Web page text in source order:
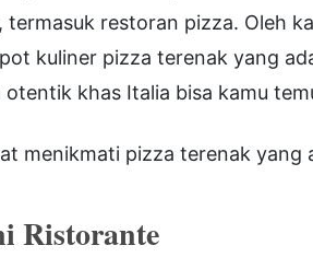
termasuk restoran pizza. Oleh
kuliner pizza terenak yang
otentik khas Italia bisa kamu
menikmati pizza terenak yang
Ristorante